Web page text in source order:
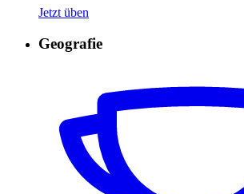
Jetzt üben
Geografie